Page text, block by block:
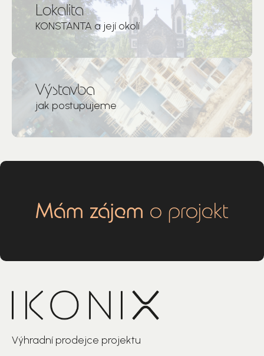
Lokalita
KONSTANTA a její okolí
Výstavba
jak postupujeme
Mám zájem o projekt
Výhradní prodejce projektu